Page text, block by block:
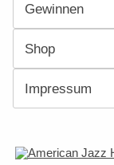
Gewinnen
Shop
Impressum